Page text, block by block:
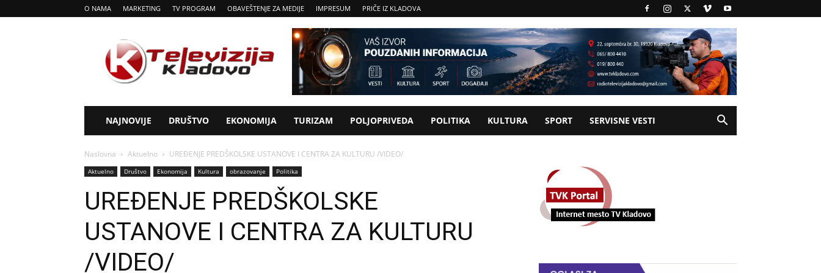
O NAMA MARKETING TV PROGRAM OBAVEŠTENJE ZA MEDIJE IMPRESUM PRIČE IZ KLADOVA
Tv
Kladovo
NAJNOVIJE DRUŠTVO EKONOMIJA TURIZAM POLJOPRIVEDA POLITIKA KULTURA SPORT SERVISNE VESTI
Naslovna Aktuelno UREĐENJE PREDŠKOLSKE USTANOVE I CENTRA ZA KULTURU /VIDEO/
Aktuelno Društvo Ekonomija Kultura obrazovanje Politika
UREĐENJE PREDŠKOLSKE
USTANOVE I CENTRA ZA KULTURU
/VIDEO/